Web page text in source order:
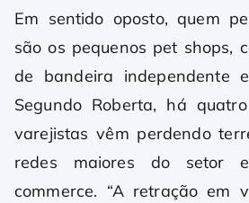
Em sentido oposto, quem
são os pequenos pet shops,
de bandeira independente
Segundo Roberta, há
varejistas vêm perdendo
redes maiores do setor
commerce. “A retração em